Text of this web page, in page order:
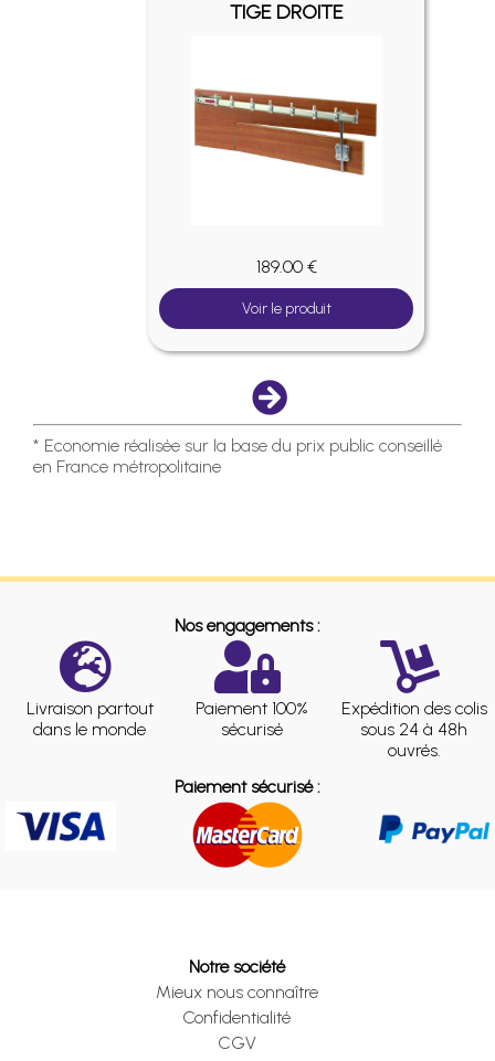
TIGE DROITE
189.00 €
Voir le produit
* Economie réalisée sur la base du prix public conseillé
en France métropolitaine
Nos engagements :
Livraison partout
dans le monde
Paiement 100%
sécurisé
Expédition des colis
sous 24 à 48h
ouvrés.
Paiement sécurisé :
Notre société
Mieux nous connaître
Confidentialité
CGV